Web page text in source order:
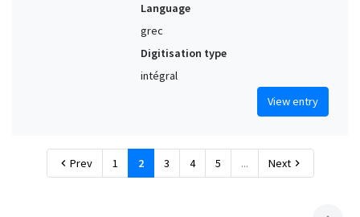
Language
grec
Digitisation type
intégral
View entry
chevron_left Prev 1 2 3 4 5 ... Nextchevron_right